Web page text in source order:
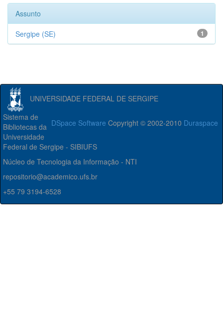
Assunto
1
Sergipe (SE)
UNIVERSIDADE FEDERAL DE SERGIPE
DSpace Software Copyright © 2002-2010 Duraspace
Sistema de
Bibliotecas da
Universidade
Federal de Sergipe - SIBIUFS
Núcleo de Tecnologia da Informação - NTI
repositorio@academico.ufs.br
+55 79 3194-6528